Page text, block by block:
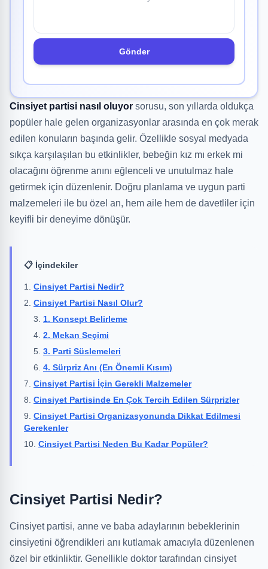
Gönder
Cinsiyet partisi nasıl oluyor sorusu, son yıllarda oldukça
popüler hale gelen organizasyonlar arasında en çok merak
edilen konuların başında gelir. Özellikle sosyal medyada
sıkça karşılaşılan bu etkinlikler, bebeğin kız mı erkek mi
olacağını öğrenme anını eğlenceli ve unutulmaz hale
getirmek için düzenlenir. Doğru planlama ve uygun parti
malzemeleri ile bu özel an, hem aile hem de davetliler için
keyifli bir deneyime dönüşür.
📋 İçindekiler
Cinsiyet Partisi Nedir?
Cinsiyet Partisi Nasıl Olur?
1. Konsept Belirleme
2. Mekan Seçimi
3. Parti Süslemeleri
4. Sürpriz Anı (En Önemli Kısım)
Cinsiyet Partisi İçin Gerekli Malzemeler
Cinsiyet Partisinde En Çok Tercih Edilen Sürprizler
Cinsiyet Partisi Organizasyonunda Dikkat Edilmesi
Gerekenler
Cinsiyet Partisi Neden Bu Kadar Popüler?
Cinsiyet Partisi Nedir?
Cinsiyet partisi, anne ve baba adaylarının bebeklerinin
cinsiyetini öğrendikleri anı kutlamak amacıyla düzenlenen
özel bir etkinliktir. Genellikle doktor tarafından cinsiyet